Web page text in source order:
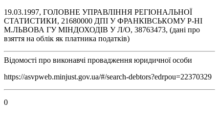
19.03.1997, ГОЛОВНЕ УПРАВЛІННЯ РЕГІОНАЛЬНОЇ
СТАТИСТИКИ, 21680000 ДПI У ФРАНКIВСЬКОМУ Р-НI
М.ЛЬВОВА ГУ МIНДОХОДIВ У Л/О, 38763473, (дані про
взяття на облік як платника податків)
Відомості про виконавчі провадження юридичної особи
https://asvpweb.minjust.gov.ua/#/search-debtors?edrpou=22370329
0